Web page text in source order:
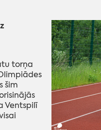
torņa
šim
Ventspilī